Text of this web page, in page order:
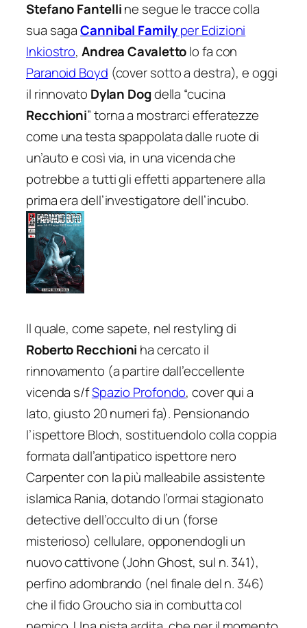
Stefano Fantelline segue le tracce colla
sua sagaCannibal Familyper Edizioni
Inkiostro, Andrea Cavalettolo fa con
Paranoid Boyd (cover sotto a destra), e oggi
il rinnovato Dylan Dogdella “cucina
Recchioni” torna a mostrarci efferatezze
come una testa spappolata dalle ruote di
un’auto e così via, in una vicenda che
potrebbe a tutti gli effetti appartenere alla
prima era dell’investigatore dell’incubo.
Il quale, come sapete, nel restyling di
Roberto Recchioni ha cercato il
rinnovamento (a partire dall’eccellente
vicenda s/fSpazio Profondo, cover qui a
lato, giusto 20 numeri fa). Pensionando
l’ispettore Bloch, sostituendolo colla coppia
formata dall’antipatico ispettore nero
Carpenter con la più malleabile assistente
islamica Rania, dotando l’ormai stagionato
detective dell’occulto di un (forse
misterioso) cellulare, opponendogli un
nuovo cattivone (John Ghost, sul n. 341),
perfino adombrando (nel finale del n. 346)
che il fido Groucho sia in combutta col